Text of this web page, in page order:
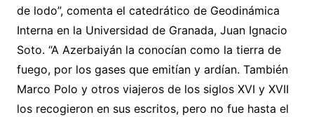
de lodo”, comenta el catedrático de Geodinámica
Interna en la Universidad de Granada, Juan Ignacio
Soto. “A Azerbaiyán la conocían como la tierra de
fuego, por los gases que emitían y ardían. También
Marco Polo y otros viajeros de los siglos XVI y XVII
los recogieron en sus escritos, pero no fue hasta el